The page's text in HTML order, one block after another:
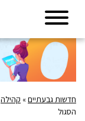
חדשות גבעתיים» קהילה
הסגול